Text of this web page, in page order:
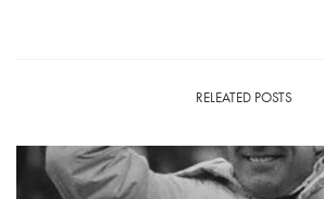
RELEATED POSTS